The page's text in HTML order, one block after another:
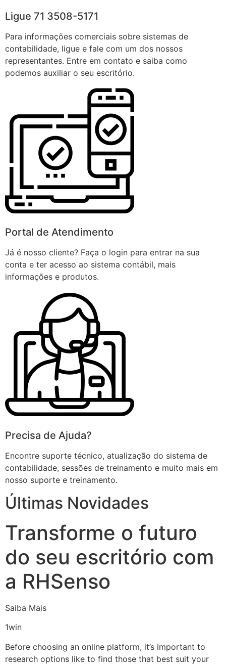
Ligue 71 3508-5171
Para informações comerciais sobre sistemas de
contabilidade, ligue e fale com um dos nossos
representantes. Entre em contato e saiba como
podemos auxiliar o seu escritório.
Portal de Atendimento
Já é nosso cliente? Faça o login para entrar na sua
conta e ter acesso ao sistema contábil, mais
informações e produtos.
Precisa de Ajuda?
Encontre suporte técnico, atualização do sistema de
contabilidade, sessões de treinamento e muito mais em
nosso suporte e treinamento.
Últimas Novidades
Transforme o futuro
do seu escritório com
a RHSenso
Saiba Mais
1win
Before choosing an online platform, it’s important to
research options like to find those that best suit your